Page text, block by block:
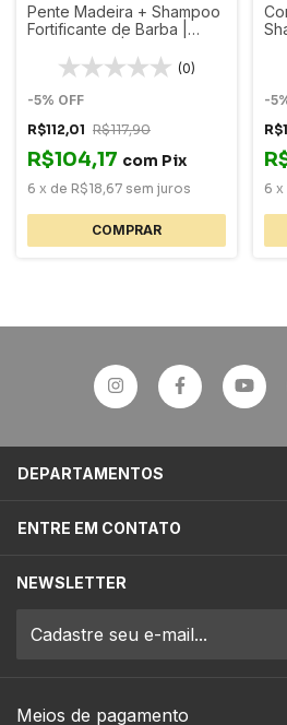
Pente Madeira + Shampoo
Fortificante de Barba |
(0)
-5% OFF
R$112,01 R$117,90
R$104,17 com Pix
6 x de R$18,67 sem juros
-5
6 x
DEPARTAMENTOS
ENTRE EM CONTATO
NEWSLETTER
Meios de pagamento